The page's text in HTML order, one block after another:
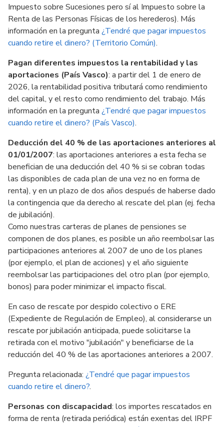
Impuesto sobre Sucesiones pero sí al Impuesto sobre la
Renta de las Personas Físicas de los herederos). Más
información en la pregunta ¿Tendré que pagar impuestos
cuando retire el dinero? (Territorio Común).
Pagan diferentes impuestos la rentabilidad y las
aportaciones (País Vasco): a partir del 1 de enero de
2026, la rentabilidad positiva tributará como rendimiento
del capital, y el resto como rendimiento del trabajo. Más
información en la pregunta ¿Tendré que pagar impuestos
cuando retire el dinero? (País Vasco).
Deducción del 40 % de las aportaciones anteriores al
01/01/2007: las aportaciones anteriores a esta fecha se
benefician de una deducción del 40 % si se cobran todas
las disponibles de cada plan de una vez no en forma de
renta), y en un plazo de dos años después de haberse dado
la contingencia que da derecho al rescate del plan (ej. fecha
de jubilación).
Como nuestras carteras de planes de pensiones se
componen de dos planes, es posible un año reembolsar las
participaciones anteriores al 2007 de uno de los planes
(por ejemplo, el plan de acciones) y el año siguiente
reembolsar las participaciones del otro plan (por ejemplo,
bonos) para poder minimizar el impacto fiscal.
En caso de rescate por despido colectivo o ERE
(Expediente de Regulación de Empleo), al considerarse un
rescate por jubilación anticipada, puede solicitarse la
retirada con el motivo "jubilación" y beneficiarse de la
reducción del 40 % de las aportaciones anteriores a 2007.
Pregunta relacionada: ¿Tendré que pagar impuestos
cuando retire el dinero?.
Personas con discapacidad: los importes rescatados en
forma de renta (retirada periódica) están exentas del IRPF